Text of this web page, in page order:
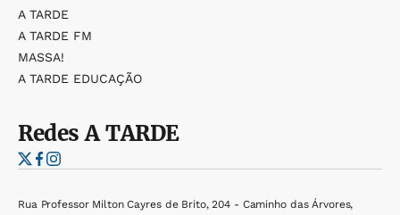
A TARDE
A TARDE FM
MASSA!
A TARDE EDUCAÇÃO
RedesA TARDE
Rua Professor Milton Cayres de Brito, 204 - Caminho das Árvores,